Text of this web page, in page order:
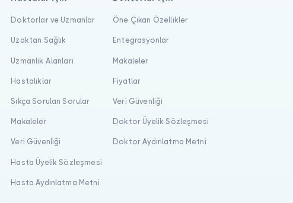
Doktorlar ve Uzmanlar
Uzaktan Sağlık
Uzmanlık Alanları
Hastalıklar
Sıkça Sorulan Sorular
Makaleler
Veri Güvenliği
Hasta Üyelik Sözleşmesi
Hasta Aydınlatma Metni
Öne Çıkan Özellikler
Entegrasyonlar
Makaleler
Fiyatlar
Veri Güvenliği
Doktor Üyelik Sözleşmesi
Doktor Aydınlatma Metni